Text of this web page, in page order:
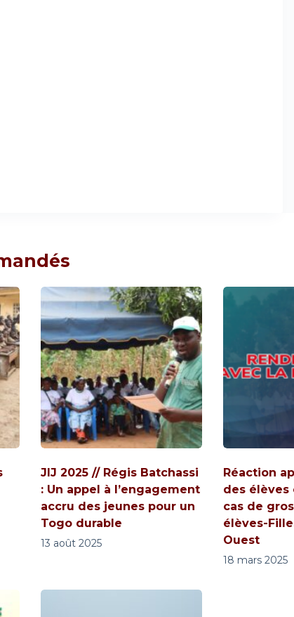
JIJ 2025 // Régis Batchassi
: Un appel à l’engagement
accru des jeunes pour un
Togo durable
13 août 2025
Réaction
des élèves
cas de
élèves-
Ouest
18 mars 2025